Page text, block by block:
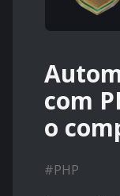
com
o
#PHP